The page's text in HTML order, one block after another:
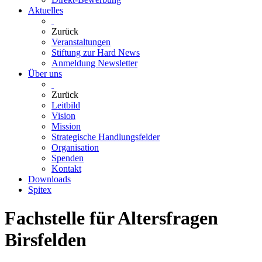
Aktuelles
Zurück
Veranstaltungen
Stiftung zur Hard News
Anmeldung Newsletter
Über uns
Zurück
Leitbild
Vision
Mission
Strategische Handlungsfelder
Organisation
Spenden
Kontakt
Downloads
Spitex
Fachstelle für Altersfragen
Birsfelden